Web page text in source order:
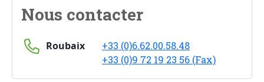
Nous contacter
Roubaix
+33 (0)6.62.00.58.48
+33 (0)9 72 19 23 56 (Fax)